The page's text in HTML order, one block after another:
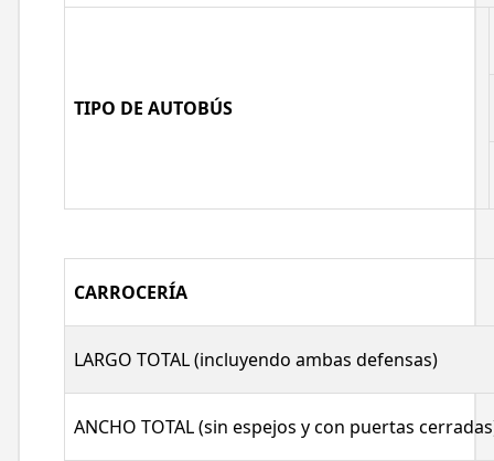
TIPO DE AUTOBÚS
CARROCERÍA
LARGO TOTAL (incluyendo ambas defensas)
ANCHO TOTAL (sin espejos y con puertas